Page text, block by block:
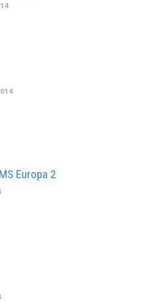
Europa 2